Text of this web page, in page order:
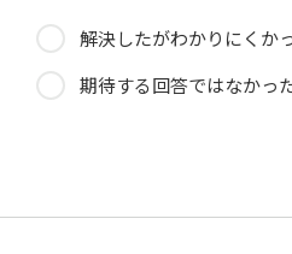
解決したがわかりにくか
期待する回答ではなかっ